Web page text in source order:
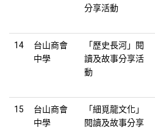
分享活動
14
台山商會
中學
「歷史長河」閱
讀及故事分享活
動
15
台山商會
中學
「細覓龍文化」
閱讀及故事分享